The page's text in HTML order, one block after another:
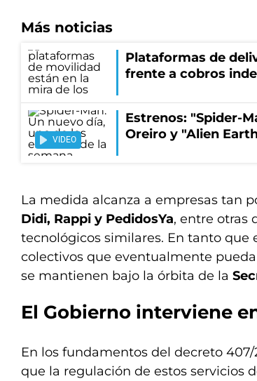
Más noticias
Plataformas de
frente a cobros
VIDEO
Estrenos: "Spider-
Oreiro y "Alien
La medida alcanza a empresas tan
Didi, Rappi y PedidosYa, entre otras
tecnológicos similares. En tanto que
colectivos que eventualmente
se mantienen bajo la órbita de la
El Gobierno interviene
En los fundamentos del decreto
que la regulación de estos servicios